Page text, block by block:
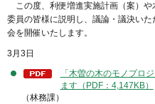
この度、利便増進実施計画（案）や
委員の皆様に説明し、議論・議決い
会を開催いたします。
3月3日
「木曽の木のモノプロ
ます（PDF：4,147KB）
（林務課）